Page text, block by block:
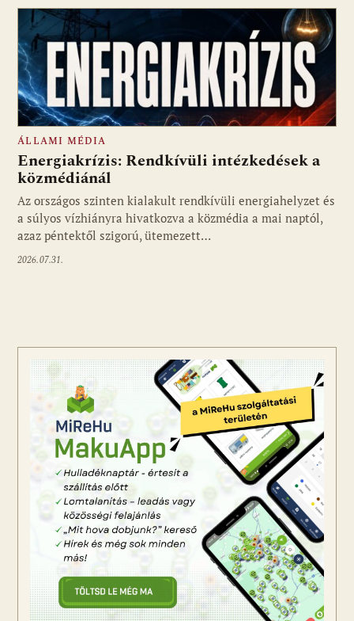
ÁLLAMI MÉDIA
Energiakrízis: Rendkívüli intézkedések a
közmédiánál
Az országos szinten kialakult rendkívüli energiahelyzet és
a súlyos vízhiányra hivatkozva a közmédia a mai naptól,
azaz péntektől szigorú, ütemezett…
2026.07.31.